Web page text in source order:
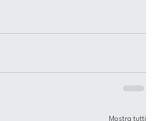
Mostra tutti